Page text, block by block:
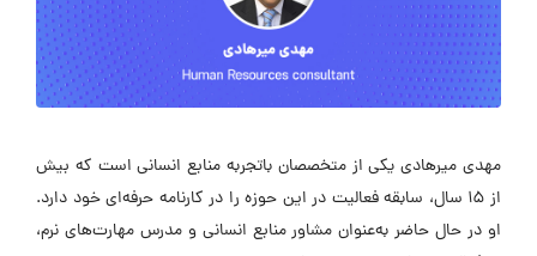
مهدی میرهادی یکی از متخصصان باتجربه منابع انسانی است که بیش
از 15 سال، سابقه فعالیت در این حوزه را در کارنامه حرفه‌ای خود دارد.
او در حال حاضر به‌عنوان مشاور منابع انساني و مدرس مهارت‌های نرم،